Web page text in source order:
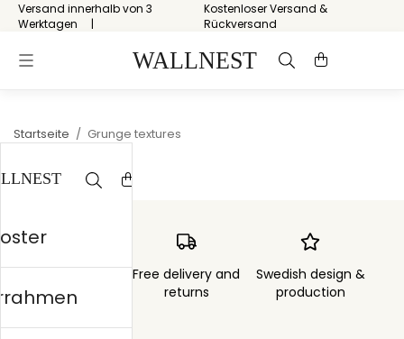
Versand innerhalb von 3
Werktagen
Kostenloser Versand &
Rückversand
Startseite / Grunge textures
3 days
Free delivery and
returns
Swedish design &
production